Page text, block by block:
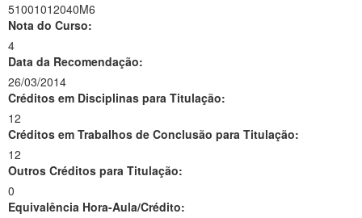
51001012040M6
Nota do Curso:
4
Data da Recomendação:
26/03/2014
Créditos em Disciplinas para Titulação:
12
Créditos em Trabalhos de Conclusão para Titulação:
12
Outros Créditos para Titulação:
0
Equivalência Hora-Aula/Crédito: